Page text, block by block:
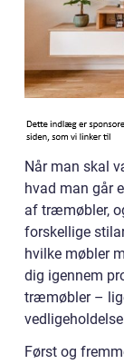
Når man skal
hvad man går
af træmøbler,
forskellige
hvilke møbler
dig igennem
træmøbler –
Først og